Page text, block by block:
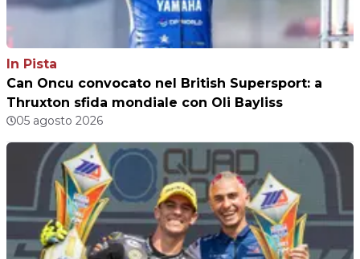
In Pista
Can Oncu convocato nel British Supersport: a
Thruxton sfida mondiale con Oli Bayliss
05 agosto 2026